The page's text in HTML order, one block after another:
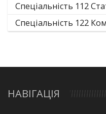
Спеціальність 112
Спеціальність 122
НАВІГАЦІЯ